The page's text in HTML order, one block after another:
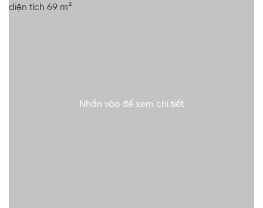
Nhấn vào để xem chi tiết